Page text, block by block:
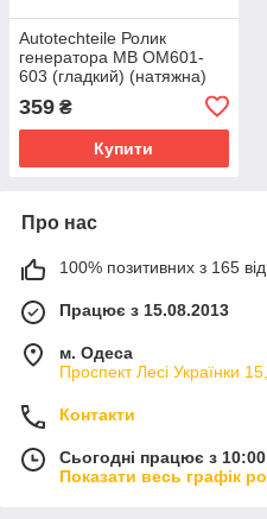
Autotechteile Ролик
генератора MB OM601-
603 (гладкий) (натяжна)
359 ₴
Купити
Про нас
100% позитивних з 165
Працює з 15.08.2013
м. Одеса
Проспект Лесі Українки
Контакти
Сьогодні працює з
Показати весь графік